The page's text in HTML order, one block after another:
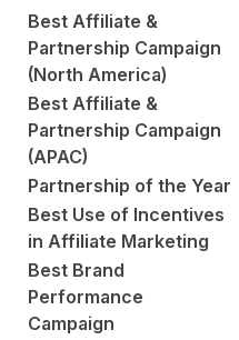
Best Affiliate &
Partnership Campaign
(North America)
Best Affiliate &
Partnership Campaign
(APAC)
Partnership of the Year
Best Use of Incentives
in Affiliate Marketing
Best Brand
Performance
Campaign